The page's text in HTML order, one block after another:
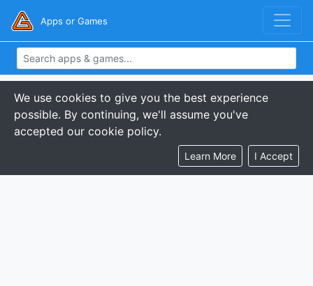
Apps or Games
We use cookies to give you the best experience
possible. By continuing, we'll assume you've
accepted our cookie policy.
Learn More I Accept